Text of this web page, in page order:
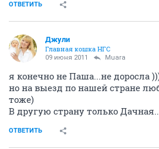
ОТВЕТИТЬ
Джули
Главная кошка НГС
09 июня 2011 Muara
я конечно не Паша...не доросла
но на выезд по нашей стране
тоже)
В другую страну только
ОТВЕТИТЬ